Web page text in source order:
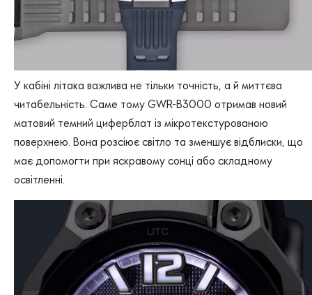
У кабіні літака важлива не тільки точність, а й миттєва
читабельність. Саме тому GWR-B3000 отримав новий
матовий темний циферблат із мікротекстурованою
поверхнею. Вона розсіює світло та зменшує відблиски, що
має допомогти при яскравому сонці або складному
освітленні.